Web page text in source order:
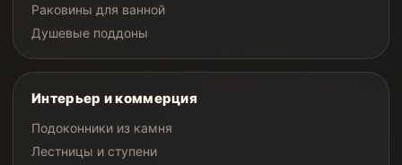
Раковины для ванной
Душевые поддоны
Интерьер и коммерция
Подоконники из камня
Лестницы и ступени